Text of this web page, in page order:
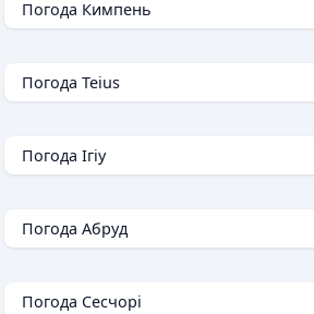
Погода Кимпень
Погода Teius
Погода Ігіу
Погода Абруд
Погода Сесчорі